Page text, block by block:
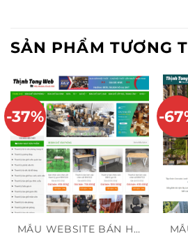
SẢN PHẨM TƯƠNG
-37%
MẪU WEBSITE BÁN HÀNG
-